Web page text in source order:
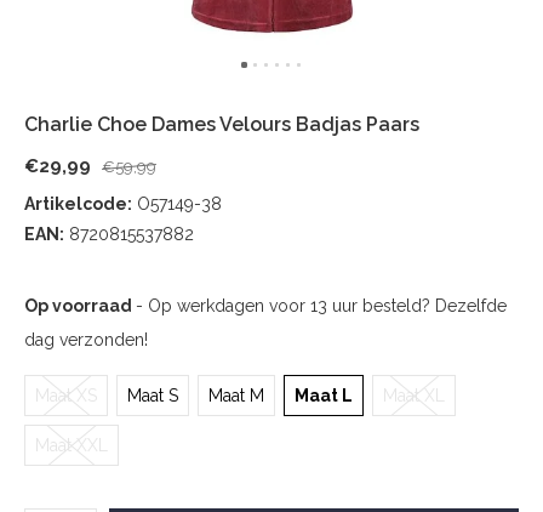
Charlie Choe Dames Velours Badjas Paars
€29,99 €59,99
Artikelcode: O57149-38
EAN: 8720815537882
Op voorraad - Op werkdagen voor 13 uur besteld? Dezelfde
dag verzonden!
Maat XS Maat S Maat M Maat L Maat XL
Maat XXL